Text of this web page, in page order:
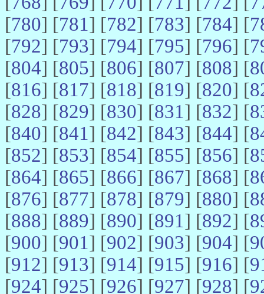
[780] [781] [782] [783] [784] [
[792] [793] [794] [795] [796] [
[804] [805] [806] [807] [808] [
[816] [817] [818] [819] [820] [
[828] [829] [830] [831] [832] [
[840] [841] [842] [843] [844] [
[852] [853] [854] [855] [856] [
[864] [865] [866] [867] [868] [
[876] [877] [878] [879] [880] [
[888] [889] [890] [891] [892] [
[900] [901] [902] [903] [904] [
[912] [913] [914] [915] [916] [
[924] [925] [926] [927] [928] [